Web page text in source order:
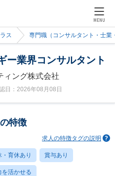
MENU
ス 専門職（コンサルタント・士業
ー業界コンサルタント
ィング株式会社
日：2026年08月08日
特徴
求人の特徴タグの説明
・育休あり 賞与あり
を活かせる